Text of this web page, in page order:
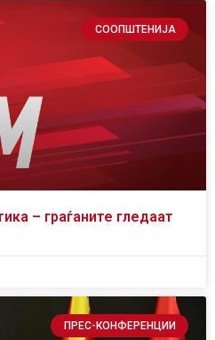
СООПШТЕНИЈА
– граѓаните гледаат
ПРЕС-КОНФЕРЕНЦИИ